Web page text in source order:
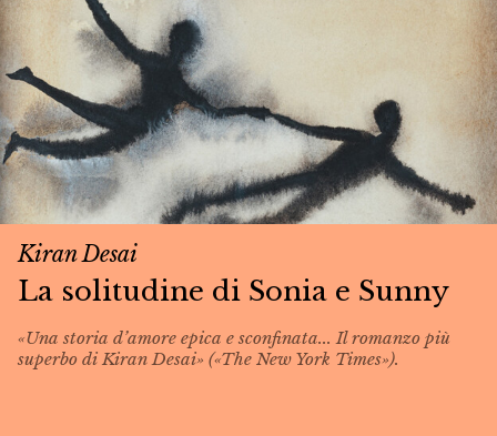
Kiran Desai
La solitudine di Sonia e Sunny
«Una storia d’amore epica e sconfinata... Il romanzo più
superbo di Kiran Desai» («The New York Times»).